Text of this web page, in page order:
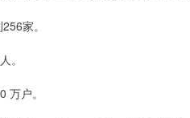
家。
。
户。